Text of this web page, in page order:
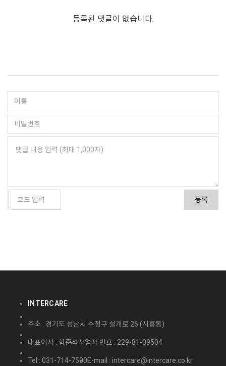
등록된 댓글이 없습니다.
등록
INTERCARE
주소 : 경기도 성남시 수정구 설개로 26 (시흥동)
대표이사 : 함준석사업자 번호 : 229-81-09504
Tel : 031-714-7500E-mail : intercare@intercare.co.kr